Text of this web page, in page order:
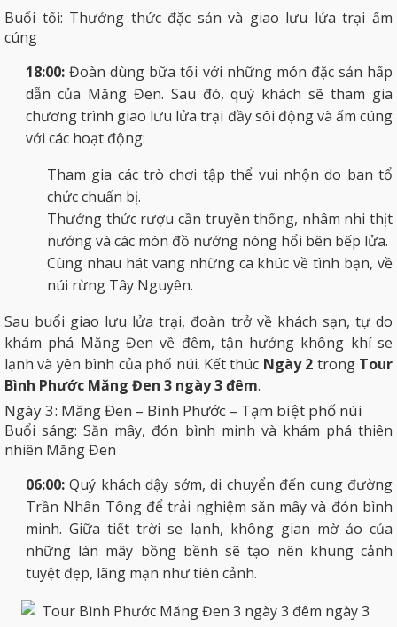
Buổi tối: Thưởng thức đặc sản và giao lưu lửa trại ấm
cúng
18:00: Đoàn dùng bữa tối với những món đặc sản hấp
dẫn của Măng Đen. Sau đó, quý khách sẽ tham gia
chương trình giao lưu lửa trại đầy sôi động và ấm cúng
với các hoạt động:
Tham gia các trò chơi tập thể vui nhộn do ban tổ
chức chuẩn bị.
Thưởng thức rượu cần truyền thống, nhâm nhi thịt
nướng và các món đồ nướng nóng hổi bên bếp lửa.
Cùng nhau hát vang những ca khúc về tình bạn, về
núi rừng Tây Nguyên.
Sau buổi giao lưu lửa trại, đoàn trở về khách sạn, tự do
khám phá Măng Đen về đêm, tận hưởng không khí se
lạnh và yên bình của phố núi. Kết thúc Ngày 2 trong Tour
Bình Phước Măng Đen 3 ngày 3 đêm.
Ngày 3: Măng Đen – Bình Phước – Tạm biệt phố núi
Buổi sáng: Săn mây, đón bình minh và khám phá thiên
nhiên Măng Đen
06:00: Quý khách dậy sớm, di chuyển đến cung đường
Trần Nhân Tông để trải nghiệm săn mây và đón bình
minh. Giữa tiết trời se lạnh, không gian mờ ảo của
những làn mây bồng bềnh sẽ tạo nên khung cảnh
tuyệt đẹp, lãng mạn như tiên cảnh.